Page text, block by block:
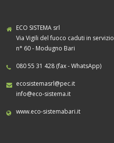
ECO SISTEMA srl
Via Vigili del fuoco caduti in servizio
n° 60 - Modugno Bari
080 55 31 428 (fax - WhatsApp)
ecosistemasrl@pec.it
info@eco-sistema.it
www.eco-sistemabari.it